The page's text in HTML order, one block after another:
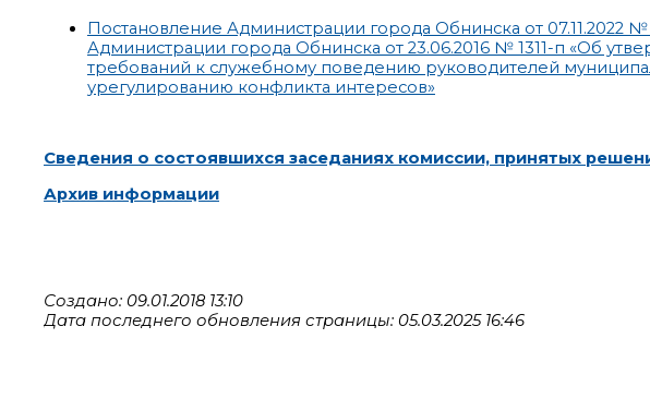
Постановление Администрации города Обнинска от 07.11.2022
Администрации города Обнинска от 23.06.2016 № 1311-п «Об
требований к служебному поведению руководителей
урегулированию конфликта интересов»
Сведения о состоявшихся заседаниях комиссии, принятых
Архив информации
Создано: 09.01.2018 13:10
Дата последнего обновления страницы: 05.03.2025 16:46